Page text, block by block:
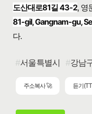
도산대로81길 43-2, 영
81-gil, Gangnam-gu,
다.
서울특별시 강남
주소복사 🚀 듣기